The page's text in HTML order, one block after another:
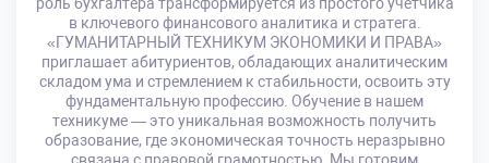
роль бухгалтера трансформируется из простого учетчика
в ключевого финансового аналитика и стратега.
«ГУМАНИТАРНЫЙ ТЕХНИКУМ ЭКОНОМИКИ И ПРАВА»
приглашает абитуриентов, обладающих аналитическим
складом ума и стремлением к стабильности, освоить эту
фундаментальную профессию. Обучение в нашем
техникуме — это уникальная возможность получить
образование, где экономическая точность неразрывно